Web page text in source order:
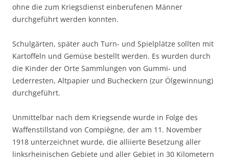
ohne die zum Kriegsdienst einberufenen Männer
durchgeführt werden konnten.
Schulgärten, später auch Turn- und Spielplätze sollten mit
Kartoffeln und Gemüse bestellt werden. Es wurden durch
die Kinder der Orte Sammlungen von Gummi- und
Lederresten, Altpapier und Bucheckern (zur Ölgewinnung)
durchgeführt.
Unmittelbar nach dem Kriegsende wurde in Folge des
Waffenstillstand von Compiègne, der am 11. November
1918 unterzeichnet wurde, die alliierte Besetzung aller
linksrheinischen Gebiete und aller Gebiet in 30 Kilometern